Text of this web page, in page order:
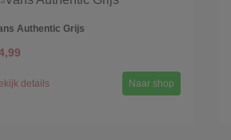
Authentic Grijs
details Naar shop